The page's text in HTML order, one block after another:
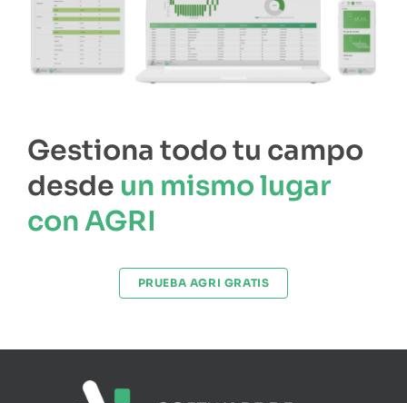
Gestiona todo tu campo
desde un mismo lugar
con AGRI
PRUEBA AGRI GRATIS